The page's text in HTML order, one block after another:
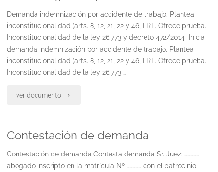
plantea
inconstitucionalidad."
Demanda indemnización por accidente de trabajo. Plantea
inconstitucionalidad (arts. 8, 12, 21, 22 y 46, LRT. Ofrece prueba.
Inconstitucionalidad de la ley 26.773 y decreto 472/2014 Inicia
demanda indemnización por accidente de trabajo. Plantea
inconstitucionalidad (arts. 8, 12, 21, 22 y 46, LRT. Ofrece prueba.
Inconstitucionalidad de la ley 26.773 …
ver documento "Demanda
por
accidente
Contestación de demanda
Contestación de demanda Contesta demanda Sr. Juez: ……………,
abogado inscripto en la matrícula Nº …………… con el patrocinio